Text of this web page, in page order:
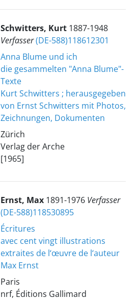
Schwitters, Kurt 1887-1948
Verfasser(DE-588)118612301
Anna Blume und ich
die gesammelten "Anna Blume"-
Texte
Kurt Schwitters ; herausgegeben
von Ernst Schwitters mit Photos,
Zeichnungen, Dokumenten
Zürich
Verlag der Arche
[1965]
Ernst, Max 1891-1976 Verfasser
(DE-588)118530895
Écritures
avec cent vingt illustrations
extraites de l‘œuvre de l‘auteur
Max Ernst
Paris
nrf, Éditions Gallimard